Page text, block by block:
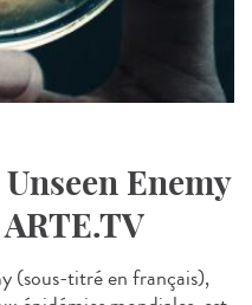
Enemy
(sous-titré en français),